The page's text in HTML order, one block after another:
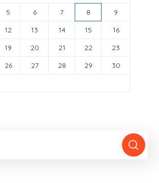
5 6 7 8
9
12 13 14 15
16
19 20 21 22
23
26 27 28 29
30